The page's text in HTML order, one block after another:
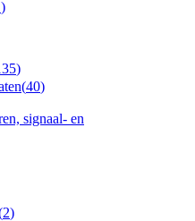
)
)
(40)
signaal- en
2)